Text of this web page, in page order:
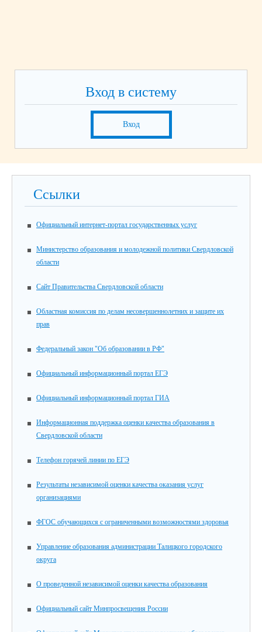
Вход в систему
Вход
Ссылки
Официальный интернет-портал государственных услуг
Министерство образования и молодежной политики Свердловской
области
Сайт Правительства Свердловской области
Областная комиссия по делам несовершеннолетних и защите их
прав
Федеральный закон "Об образовании в РФ"
Официальный информационный портал ЕГЭ
Официальный информационный портал ГИА
Информационная поддержка оценки качества образования в
Свердловской области
Телефон горячей линии по ЕГЭ
Результаты независимой оценки качества оказания услуг
организациями
ФГОС обучающихся с ограниченными возможностями здоровья
Управление образования администрации Талицкого городского
округа
О проведенной независимой оценки качества образования
Официальный сайт Минпросвещения России